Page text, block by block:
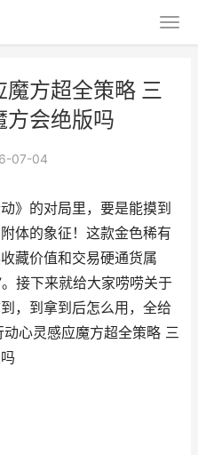
方超全策略 三
方会绝版吗
07-04
》的对局里，要是能摸到
体的象征！这款金色稀有
藏价值和交易硬通货属
接下来就给大家唠唠关于
，到拿到后怎么用，全给
心灵感应魔方超全策略 三